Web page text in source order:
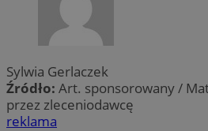
Sylwia Gerlaczek
Źródło: Art. sponsorowany /
przez zleceniodawcę
reklama